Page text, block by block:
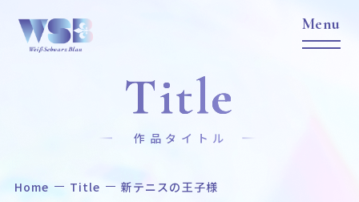
Home News
Title
作品タイトル
Home Title 新テニスの王子様